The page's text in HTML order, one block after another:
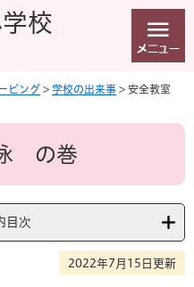
校
ピング > 学校の出来事 > 安全教室
の巻
目次
2022年7月15日更新